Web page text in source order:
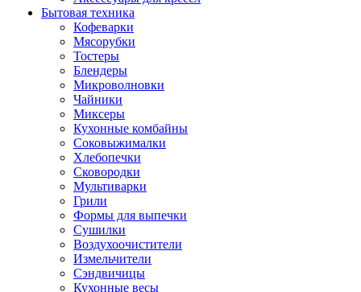
Бытовая техника
Кофеварки
Мясорубки
Тостеры
Блендеры
Микроволновки
Чайники
Миксеры
Кухонные комбайны
Соковыжималки
Хлебопечки
Сковородки
Мультиварки
Грили
Формы для выпечки
Сушилки
Воздухоочистители
Измельчители
Сэндвичицы
Кухонные весы